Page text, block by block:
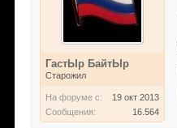
ГастЫр БайтЫр
Старожил
На форуме с:
19 окт 2013
Сообщения:
16.564